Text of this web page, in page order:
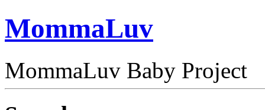
MommaLuv
MommaLuv Baby Project